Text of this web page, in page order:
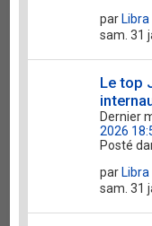
par Libra
sam. 31
Le top
Dernier
2026
Posté
par Libra
sam. 31